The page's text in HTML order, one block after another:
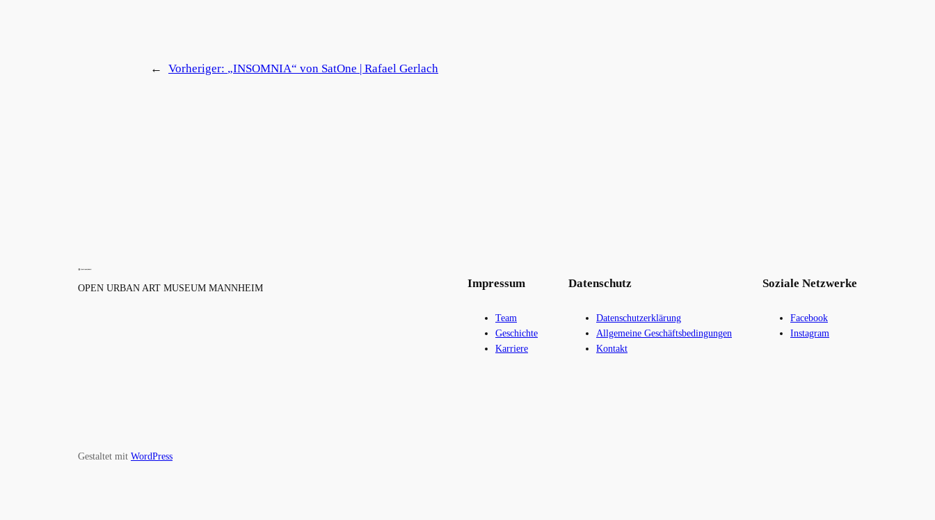
← Vorheriger: „INSOMNIA“ von SatOne | Rafael Gerlach
OPEN URBAN ART MUSEUM MANNHEIM Impressum
Team
Geschichte
Karriere
Datenschutz
Datenschutzerklärung
Allgemeine Geschäftsbedingungen
Kontakt
Soziale Netzwerke
Facebook
Instagram
Gestaltet mit WordPress